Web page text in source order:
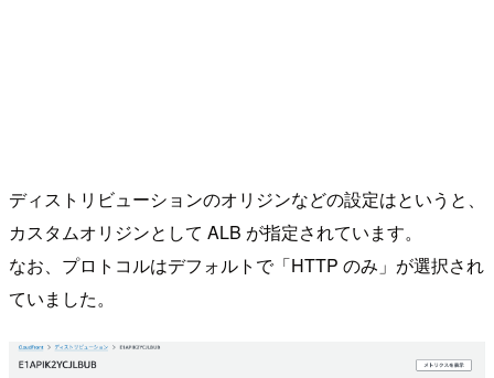
ディストリビューションのオリジンなどの設定はというと、
カスタムオリジンとして ALB が指定されています。
なお、プロトコルはデフォルトで「HTTP のみ」が選択され
ていました。